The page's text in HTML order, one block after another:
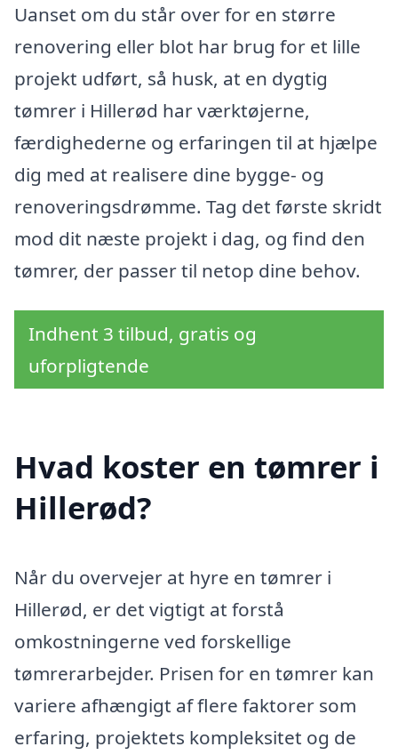
Uanset om du står over for en større
renovering eller blot har brug for et lille
projekt udført, så husk, at en dygtig
tømrer i Hillerød har værktøjerne,
færdighederne og erfaringen til at hjælpe
dig med at realisere dine bygge- og
renoveringsdrømme. Tag det første skridt
mod dit næste projekt i dag, og find den
tømrer, der passer til netop dine behov.
Indhent 3 tilbud, gratis og
uforpligtende
Hvad koster en tømrer i
Hillerød?
Når du overvejer at hyre en tømrer i
Hillerød, er det vigtigt at forstå
omkostningerne ved forskellige
tømrerarbejder. Prisen for en tømrer kan
variere afhængigt af flere faktorer som
erfaring, projektets kompleksitet og de